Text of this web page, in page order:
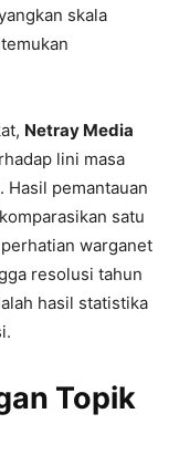
skala
Netray Media
lini masa
Hasil pemantauan
satu
warganet
resolusi tahun
hasil statistika
Topik